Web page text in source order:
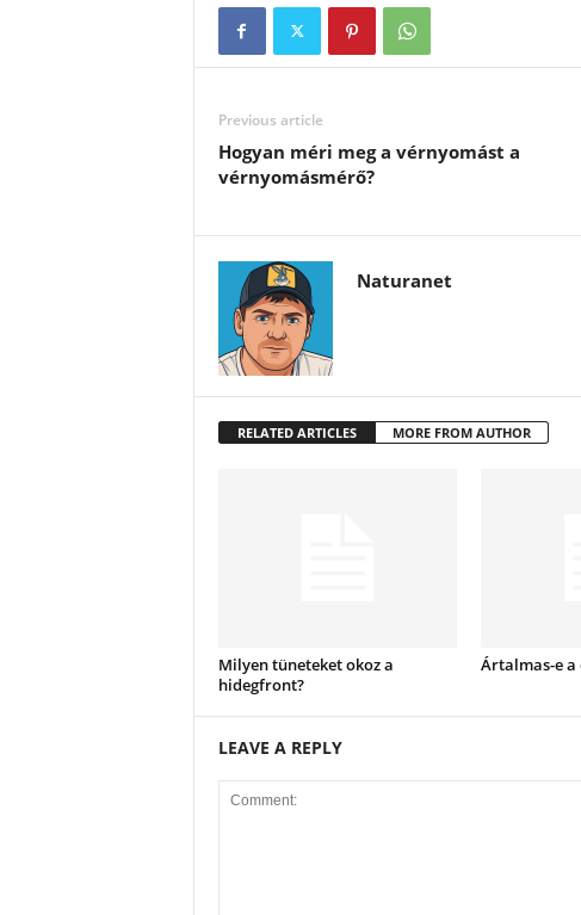
Previous article
Hogyan méri meg a vérnyomást a
vérnyomásmérő?
Naturanet
RELATED ARTICLES MORE FROM AUTHOR
Milyen tüneteket okoz a
hidegfront?
Ártalmas-e a
LEAVE A REPLY